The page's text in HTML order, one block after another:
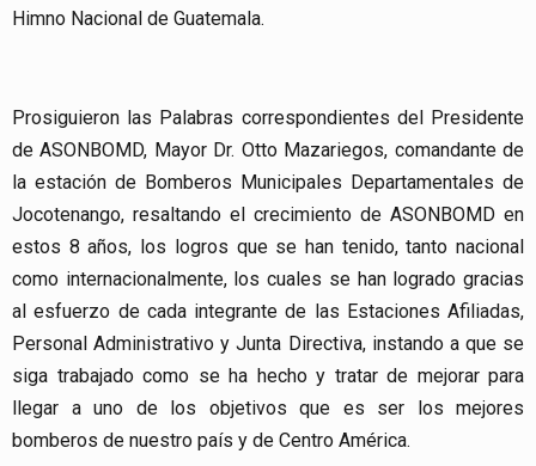
Himno Nacional de Guatemala.
Prosiguieron las Palabras correspondientes del Presidente
de ASONBOMD, Mayor Dr. Otto Mazariegos, comandante de
la estación de Bomberos Municipales Departamentales de
Jocotenango, resaltando el crecimiento de ASONBOMD en
estos 8 años, los logros que se han tenido, tanto nacional
como internacionalmente, los cuales se han logrado gracias
al esfuerzo de cada integrante de las Estaciones Afiliadas,
Personal Administrativo y Junta Directiva, instando a que se
siga trabajado como se ha hecho y tratar de mejorar para
llegar a uno de los objetivos que es ser los mejores
bomberos de nuestro país y de Centro América.